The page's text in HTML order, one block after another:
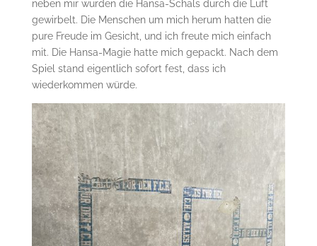
neben mir wurden die Hansa-Schals durch die Luft
gewirbelt. Die Menschen um mich herum hatten die
pure Freude im Gesicht, und ich freute mich einfach
mit. Die Hansa-Magie hatte mich gepackt. Nach dem
Spiel stand eigentlich sofort fest, dass ich
wiederkommen würde.